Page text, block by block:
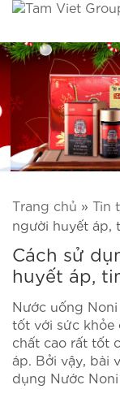
Trang chủ » Tin
người huyết áp,
Cách sử
huyết áp,
Nước uống
tốt với sức khỏe
chất cao rất tốt
áp. Bởi vậy, bài
dụng Nước